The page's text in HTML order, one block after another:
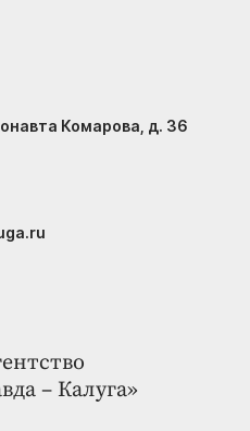
– Калуга»
Комарова, д. 36